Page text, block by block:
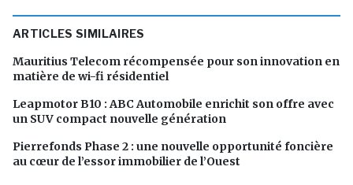
ARTICLES SIMILAIRES
Mauritius Telecom récompensée pour son innovation en
matière de wi-fi résidentiel
Leapmotor B10 : ABC Automobile enrichit son offre avec
un SUV compact nouvelle génération
Pierrefonds Phase 2 : une nouvelle opportunité foncière
au cœur de l’essor immobilier de l’Ouest